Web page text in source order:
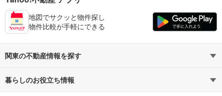
地図でサクッと物件探し
物件比較が手軽にできる
関東の不動産情報を探す
不動産・住宅
暮らしのお役立ち情報